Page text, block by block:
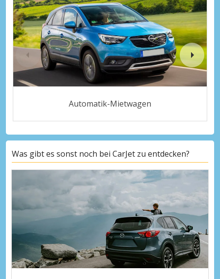
Automatik-Mietwagen
Was gibt es sonst noch bei CarJet zu entdecken?